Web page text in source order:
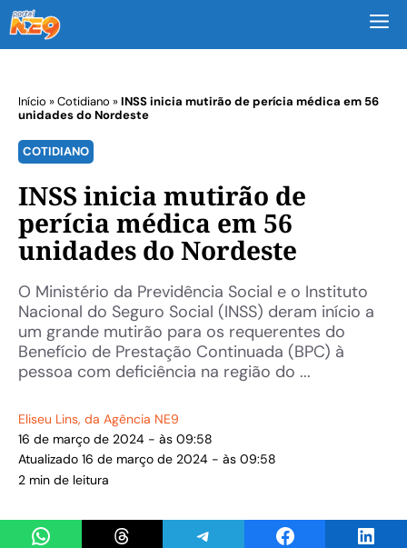
Início »Cotidiano »INSS inicia mutirão de perícia médica em 56
unidades do Nordeste
COTIDIANO
INSS inicia mutirão de
perícia médica em 56
unidades do Nordeste
O Ministério da Previdência Social e o Instituto
Nacional do Seguro Social (INSS) deram início a
um grande mutirão para os requerentes do
Benefício de Prestação Continuada (BPC) à
pessoa com deficiência na região do ...
Eliseu Lins, da Agência NE9
16 de março de 2024 - às 09:58
Atualizado 16 de março de 2024 - às 09:58
2 min de leitura
Share on WhatsAppShare on ThreadsShare on TelegramShare on Facebook